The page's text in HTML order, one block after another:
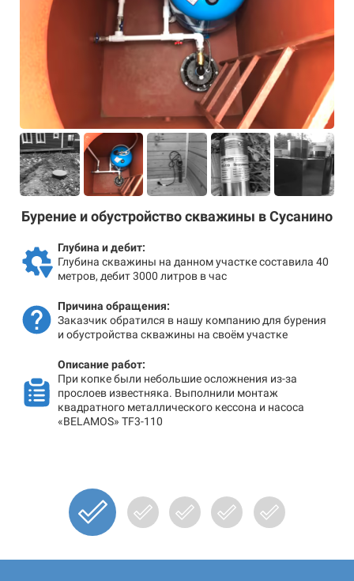
Бурение и обустройство скважины в Сусанино
Глубина и дебит:
Глубина скважины на данном участке составила 40
метров, дебит 3000 литров в час
Причина обращения:
Заказчик обратился в нашу компанию для бурения
и обустройства скважины на своём участке
Описание работ:
При копке были небольшие осложнения из-за
прослоев известняка. Выполнили монтаж
квадратного металлического кессона и насоса
«BELAMOS» TF3-110